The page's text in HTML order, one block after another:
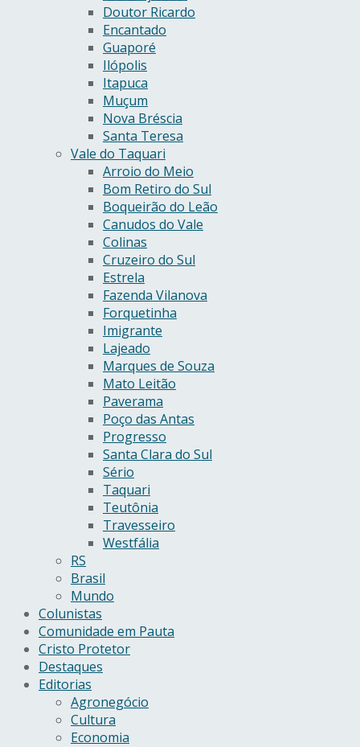
Doutor Ricardo
Encantado
Guaporé
Ilópolis
Itapuca
Muçum
Nova Bréscia
Santa Teresa
Vale do Taquari
Arroio do Meio
Bom Retiro do Sul
Boqueirão do Leão
Canudos do Vale
Colinas
Cruzeiro do Sul
Estrela
Fazenda Vilanova
Forquetinha
Imigrante
Lajeado
Marques de Souza
Mato Leitão
Paverama
Poço das Antas
Progresso
Santa Clara do Sul
Sério
Taquari
Teutônia
Travesseiro
Westfália
RS
Brasil
Mundo
Colunistas
Comunidade em Pauta
Cristo Protetor
Destaques
Editorias
Agronegócio
Cultura
Economia